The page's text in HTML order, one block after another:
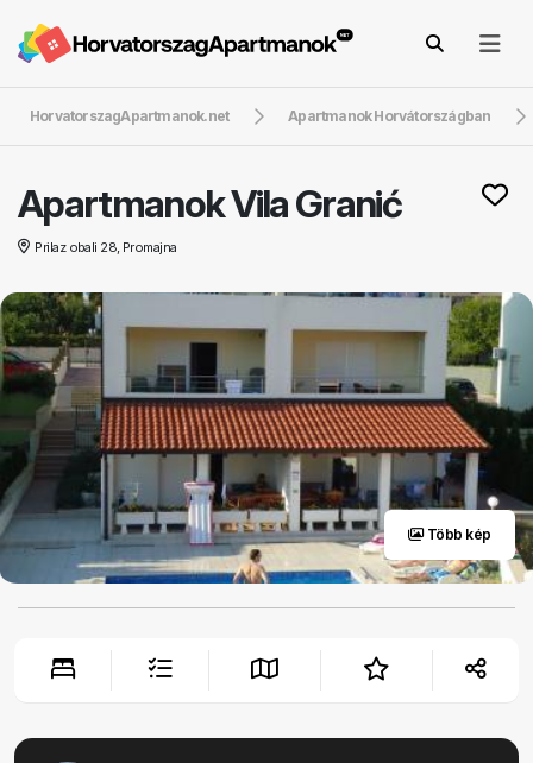
HorvatorszagApartmanok.net Apartmanok Horvátországban
Apartmanok Vila Granić
Prilaz obali 28, Promajna
Több kép